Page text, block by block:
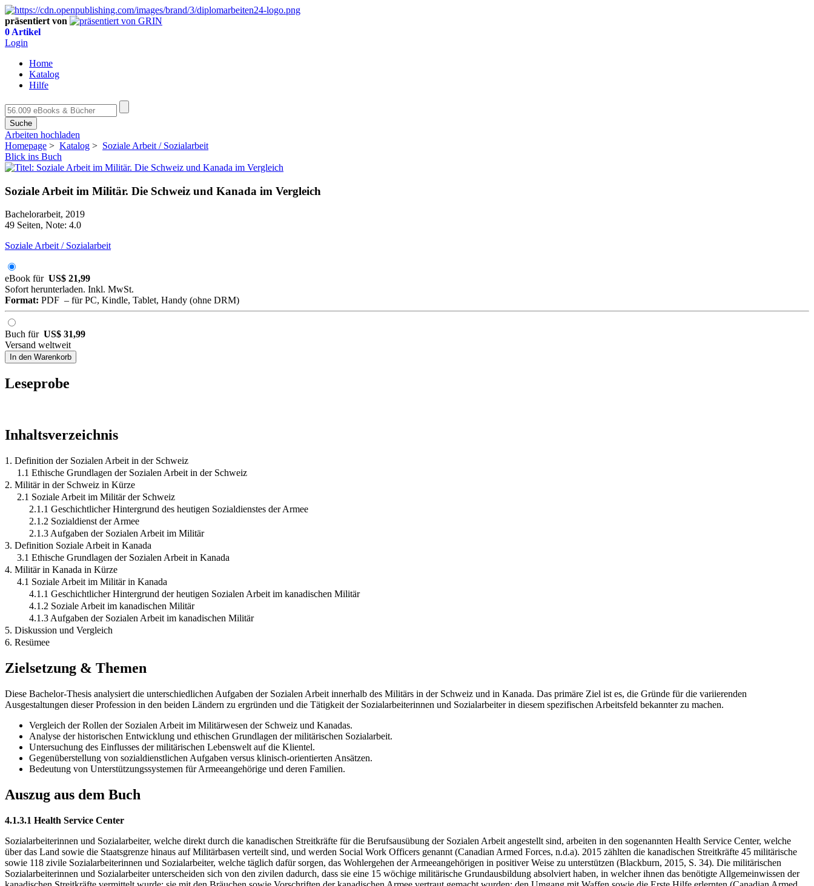
präsentiert von
0 Artikel
Login
Home
Katalog
Hilfe
Suche
Arbeiten hochladen
Homepage > Katalog > Soziale Arbeit / Sozialarbeit
Blick ins Buch
Soziale Arbeit im Militär. Die Schweiz und Kanada im Vergleich
Bachelorarbeit, 2019
49 Seiten, Note: 4.0
Soziale Arbeit / Sozialarbeit
eBook für US$ 21,99
Sofort herunterladen. Inkl. MwSt.
Format: PDF – für PC, Kindle, Tablet, Handy (ohne DRM)
Buch für US$ 31,99
Versand weltweit
In den Warenkorb
Leseprobe
Inhaltsverzeichnis
1. Definition der Sozialen Arbeit in der Schweiz
1.1 Ethische Grundlagen der Sozialen Arbeit in der Schweiz
2. Militär in der Schweiz in Kürze
2.1 Soziale Arbeit im Militär der Schweiz
2.1.1 Geschichtlicher Hintergrund des heutigen Sozialdienstes der Armee
2.1.2 Sozialdienst der Armee
2.1.3 Aufgaben der Sozialen Arbeit im Militär
3. Definition Soziale Arbeit in Kanada
3.1 Ethische Grundlagen der Sozialen Arbeit in Kanada
4. Militär in Kanada in Kürze
4.1 Soziale Arbeit im Militär in Kanada
4.1.1 Geschichtlicher Hintergrund der heutigen Sozialen Arbeit im kanadischen Militär
4.1.2 Soziale Arbeit im kanadischen Militär
4.1.3 Aufgaben der Sozialen Arbeit im kanadischen Militär
5. Diskussion und Vergleich
6. Resümee
Zielsetzung & Themen
Diese Bachelor-Thesis analysiert die unterschiedlichen Aufgaben der Sozialen Arbeit innerhalb des Militärs in der Schweiz und in Kanada. Das primäre Ziel ist es, die Gründe für die variierenden
Ausgestaltungen dieser Profession in den beiden Ländern zu ergründen und die Tätigkeit der Sozialarbeiterinnen und Sozialarbeiter in diesem spezifischen Arbeitsfeld bekannter zu machen.
Vergleich der Rollen der Sozialen Arbeit im Militärwesen der Schweiz und Kanadas.
Analyse der historischen Entwicklung und ethischen Grundlagen der militärischen Sozialarbeit.
Untersuchung des Einflusses der militärischen Lebenswelt auf die Klientel.
Gegenüberstellung von sozialdienstlichen Aufgaben versus klinisch-orientierten Ansätzen.
Bedeutung von Unterstützungssystemen für Armeeangehörige und deren Familien.
Auszug aus dem Buch
4.1.3.1 Health Service Center
Sozialarbeiterinnen und Sozialarbeiter, welche direkt durch die kanadischen Streitkräfte für die Berufsausübung der Sozialen Arbeit angestellt sind, arbeiten in den sogenannten Health Service Center, welche
über das Land sowie die Staatsgrenze hinaus auf Militärbasen verteilt sind, und werden Social Work Officers genannt (Canadian Armed Forces, n.d.a). 2015 zählten die kanadischen Streitkräfte 45 militärische
sowie 118 zivile Sozialarbeiterinnen und Sozialarbeiter, welche täglich dafür sorgen, das Wohlergehen der Armeeangehörigen in positiver Weise zu unterstützen (Blackburn, 2015, S. 34). Die militärischen
Sozialarbeiterinnen und Sozialarbeiter unterscheiden sich von den zivilen dadurch, dass sie eine 15 wöchige militärische Grundausbildung absolviert haben, in welcher ihnen das benötigte Allgemeinwissen der